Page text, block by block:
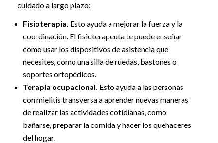
cuidado a largo plazo:
Fisioterapia. Esto ayuda a mejorar la fuerza y la
coordinación. El fisioterapeuta te puede enseñar
cómo usar los dispositivos de asistencia que
necesites, como una silla de ruedas, bastones o
soportes ortopédicos.
Terapia ocupacional. Esto ayuda a las personas
con mielitis transversa a aprender nuevas maneras
de realizar las actividades cotidianas, como
bañarse, preparar la comida y hacer los quehaceres
del hogar.